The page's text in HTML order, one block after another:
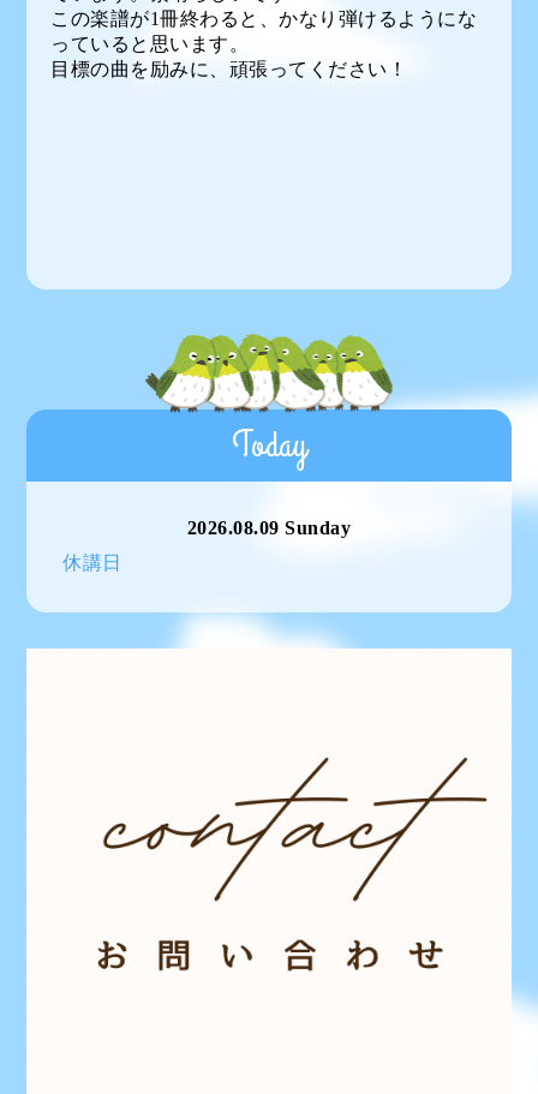
この楽譜が1冊終わると、かなり弾けるようにな
っていると思います。
目標の曲を励みに、頑張ってください！
Today
2026.08.09 Sunday
休講日